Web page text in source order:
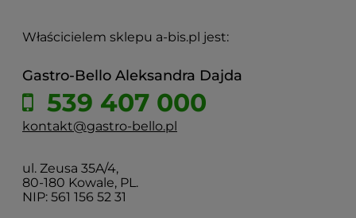
Właścicielem sklepu a-bis.pl jest:
Gastro-Bello Aleksandra Dajda
539 407 000
kontakt@gastro-bello.pl
ul. Zeusa 35A/4,
80-180 Kowale, PL.
NIP: 561 156 52 31